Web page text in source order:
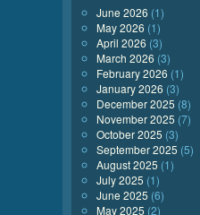
June 2026 (1)
May 2026 (1)
April 2026 (3)
March 2026 (3)
February 2026 (1)
January 2026 (3)
December 2025 (8)
November 2025 (7)
October 2025 (3)
September 2025 (5)
August 2025 (1)
July 2025 (1)
June 2025 (6)
May 2025 (2)